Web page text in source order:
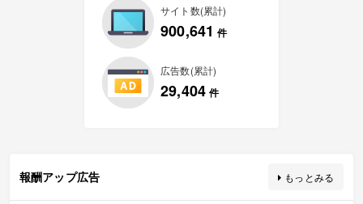
サイト数(累計)
900,641 件
広告数(累計)
29,404 件
報酬アップ広告 もっとみる